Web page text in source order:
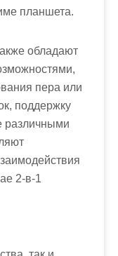
планшета.
обладают
пера или
поддержку
различными
2-в-1